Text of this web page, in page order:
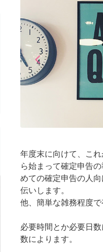
arrow_back_iosPrevious
年度末に向けて、こ
ら始まって確定申告
めての確定申告の人
伝いします。
他、簡単な雑務程度
必要時間とか必要日
数によります。